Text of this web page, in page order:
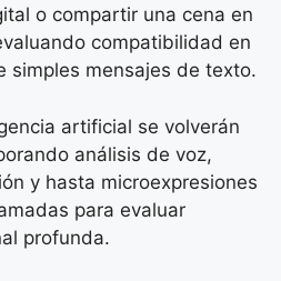
o compartir una cena en
compatibilidad en
simples mensajes de texto.
artificial se volverán
análisis de voz,
y hasta microexpresiones
para evaluar
profunda.